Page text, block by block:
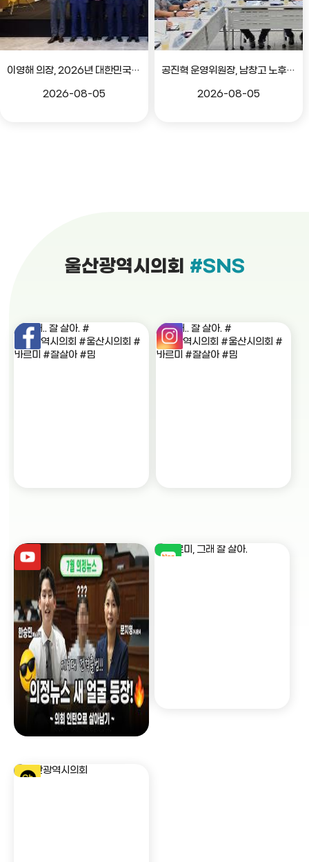
이영해 의장, 2026년 대한민국시도의회의장협의회 정기회 참석
2026-08-05
공진혁 운영위원장, 남창고 노후시설 개선 위한 학부모 간담회
2026-08-05
울산광역시의회 #SNS